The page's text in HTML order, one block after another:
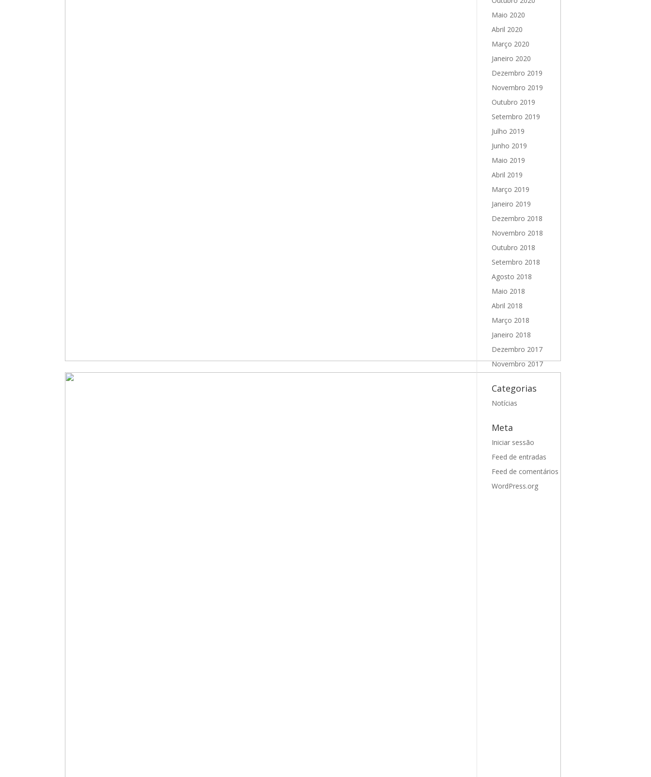
Maio 2020
Abril 2020
Março 2020
Janeiro 2020
Dezembro 2019
Novembro 2019
Outubro 2019
Setembro 2019
Julho 2019
Junho 2019
Maio 2019
Abril 2019
Março 2019
Janeiro 2019
Dezembro 2018
Novembro 2018
Outubro 2018
Setembro 2018
Agosto 2018
Maio 2018
Abril 2018
Março 2018
Janeiro 2018
Dezembro 2017
Novembro 2017
Categorias
Notícias
Meta
Iniciar sessão
Feed de entradas
Feed de comentários
WordPress.org